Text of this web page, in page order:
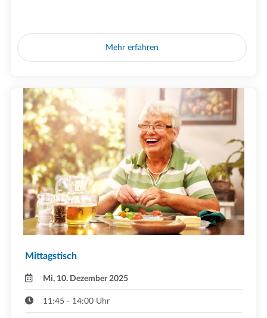
Mehr erfahren
Mittagstisch
Mi, 10. Dezember 2025
11:45 - 14:00 Uhr